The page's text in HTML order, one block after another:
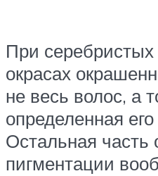
При серебристых
окрасах
не весь волос, а
определенная
Остальная часть
пигментации